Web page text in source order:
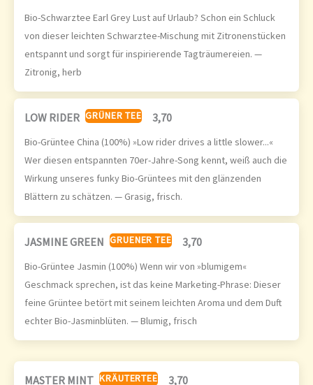
Bio-Schwarztee Earl Grey Lust auf Urlaub? Schon ein Schluck
von dieser leichten Schwarztee-Mischung mit Zitronenstücken
entspannt und sorgt für inspirierende Tagträumereien. —
Zitronig, herb
LOW RIDER GRÜNER TEE 3,70
Bio-Grüntee China (100%) »Low rider drives a little slower...«
Wer diesen entspannten 70er-Jahre-Song kennt, weiß auch die
Wirkung unseres funky Bio-Grüntees mit den glänzenden
Blättern zu schätzen. — Grasig, frisch.
JASMINE GREEN GRUENER TEE 3,70
Bio-Grüntee Jasmin (100%) Wenn wir von »blumigem«
Geschmack sprechen, ist das keine Marketing-Phrase: Dieser
feine Grüntee betört mit seinem leichten Aroma und dem Duft
echter Bio-Jasminblüten. — Blumig, frisch
MASTER MINT KRÄUTERTEE 3,70